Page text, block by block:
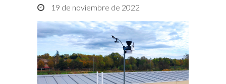
19 de noviembre de 2022